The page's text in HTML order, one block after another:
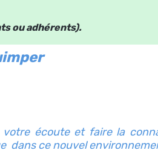
ou adhérents).
écoute et faire la
dans ce nouvel